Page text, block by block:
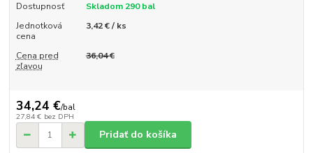
Dostupnosť
Skladom 290 bal
Jednotková
cena
3,42 € / ks
Cena pred
zľavou
36,04 €
34,24 €/bal
27,84 € bez DPH
Pridať do košíka